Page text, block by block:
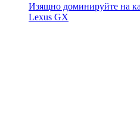
Изящно доминируйте на
Lexus GX